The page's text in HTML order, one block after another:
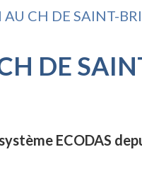
CH DE SAINT-
DE
ECODAS